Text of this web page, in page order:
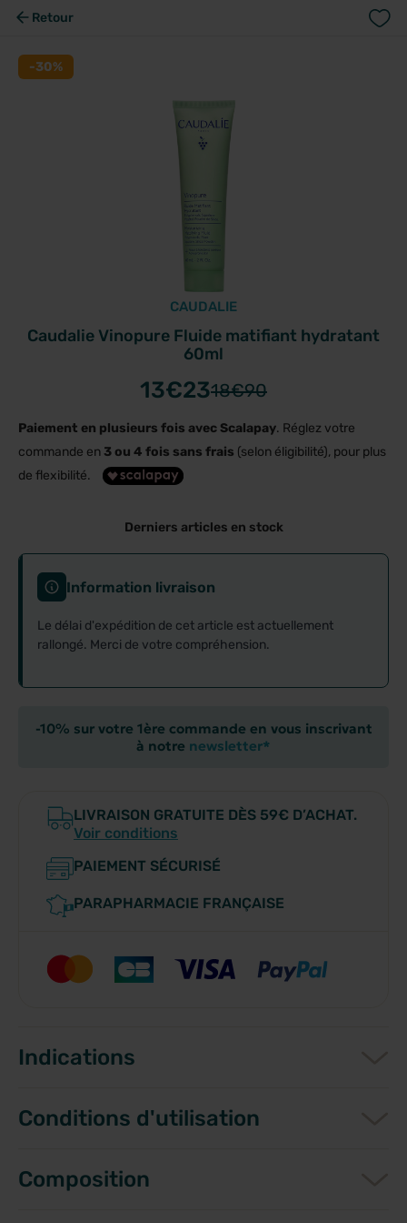
Retour
CAUDALIE
Caudalie Vinopure Fluide matifiant hydratant
60ml
13€2318€90
Paiement en plusieurs fois avec Scalapay. Réglez votre
commande en 3 ou 4 fois sans frais (selon éligibilité), pour plus
de flexibilité.
Derniers articles en stock
Information livraison
Le délai d'expédition de cet article est actuellement
rallongé. Merci de votre compréhension.
-10% sur votre 1ère commande en vous inscrivant
à notre newsletter*
LIVRAISON GRATUITE DÈS 59€ D’ACHAT.
Voir conditions
PAIEMENT SÉCURISÉ
PARAPHARMACIE FRANÇAISE
-30%
Indications
Conditions d'utilisation
Composition